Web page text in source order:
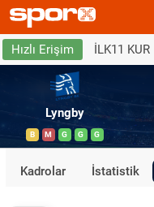
Hızlı Erişim İLK11 KUR
Lyngby
B M G G G
Kadrolar İstatistik